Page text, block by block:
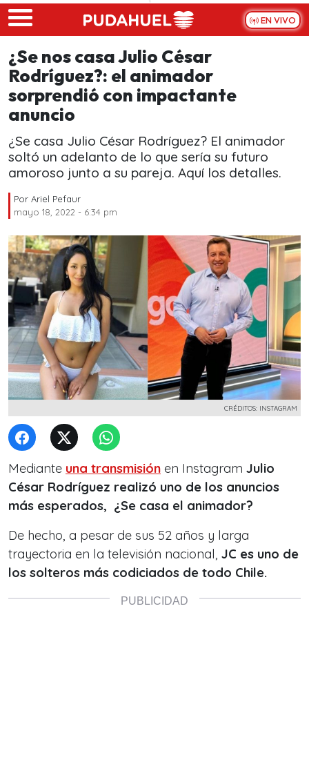
Skip to main content
EN VIVO
¿Se nos casa Julio César
Rodríguez?: el animador
sorprendió con impactante
anuncio
¿Se casa Julio César Rodríguez? El animador
soltó un adelanto de lo que sería su futuro
amoroso junto a su pareja. Aquí los detalles.
Por Ariel Pefaur
mayo 18, 2022 - 6:34 pm
CRÉDITOS: INSTAGRAM
Mediante una transmisión en Instagram Julio
César Rodríguez realizó uno de los anuncios
más esperados, ¿Se casa el animador?
De hecho, a pesar de sus 52 años y larga
trayectoria en la televisión nacional, JC es uno de
los solteros más codiciados de todo Chile.